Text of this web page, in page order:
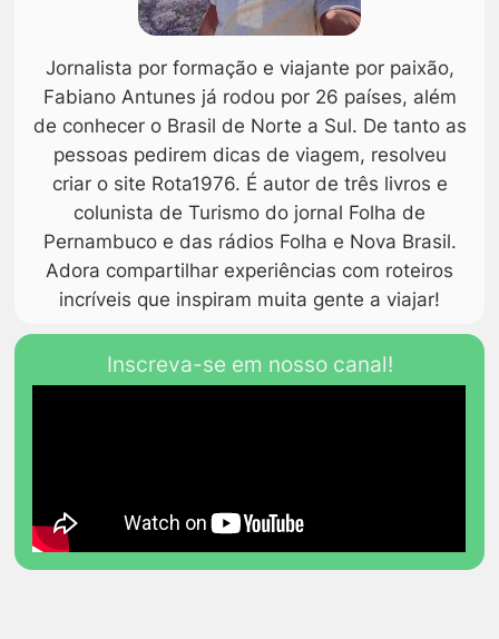
Jornalista por formação e viajante por paixão,
Fabiano Antunes já rodou por 26 países, além
de conhecer o Brasil de Norte a Sul. De tanto as
pessoas pedirem dicas de viagem, resolveu
criar o site Rota1976. É autor de três livros e
colunista de Turismo do jornal Folha de
Pernambuco e das rádios Folha e Nova Brasil.
Adora compartilhar experiências com roteiros
incríveis que inspiram muita gente a viajar!
Inscreva-se em nosso canal!